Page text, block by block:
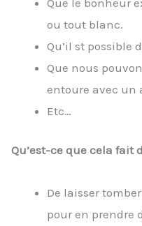
ou tout blanc.
Qu’il st possible
Que nous
entoure avec un
Etc…
Qu’est-ce que cela fait
De laisser
pour en prendre